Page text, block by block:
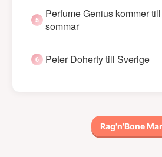
Perfume Genius kommer
sommar
Peter Doherty till Sverige
Rag'n'Bone